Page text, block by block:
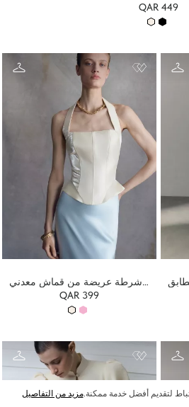
QAR 449
مشدّ ذو أشرطة عريضة من قماش معدني
QAR 399
لتقديم أفضل خدمة ممكنة.مزيد من التفاصيل